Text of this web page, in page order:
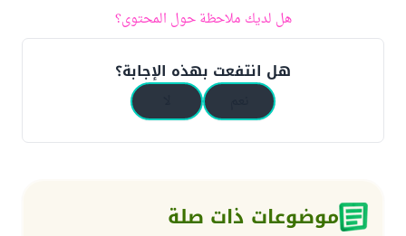
هل لديك ملاحظة حول المحتوى؟
هل انتفعت بهذه الإجابة؟
موضوعات ذات صلة